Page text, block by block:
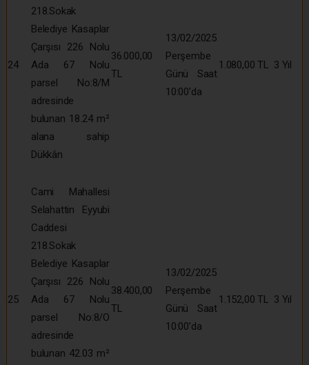
24
218.Sokak
Belediye Kasaplar
Çarşısı 226 Nolu
Ada 67 Nolu
parsel No:8/M
adresinde
bulunan 18.24 m²
alana sahip
Dükkân
36.000,00
TL
13/02/2025
Perşembe
Günü Saat
10:00’da
1.080,00 TL 3 Yıl
25
Cami Mahallesi
Selahattin Eyyubi
Caddesi
218.Sokak
Belediye Kasaplar
Çarşısı 226 Nolu
Ada 67 Nolu
parsel No:8/O
adresinde
bulunan 42.03 m²
38.400,00
TL
13/02/2025
Perşembe
Günü Saat
10:00’da
1.152,00 TL 3 Yıl